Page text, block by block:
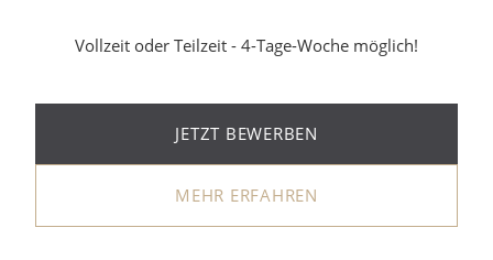
Vollzeit oder Teilzeit - 4-Tage-Woche möglich!
JETZT BEWERBEN
MEHR ERFAHREN